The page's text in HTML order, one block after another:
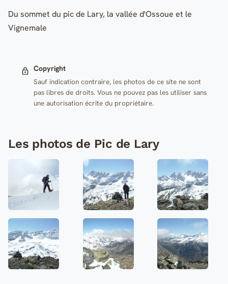
Du sommet du pic de Lary, la vallée d'Ossoue et le
Vignemale
Copyright
Sauf indication contraire, les photos de ce site ne sont
pas libres de droits. Vous ne pouvez pas les utiliser sans
une autorisation écrite du propriétaire.
Les photos de Pic de Lary